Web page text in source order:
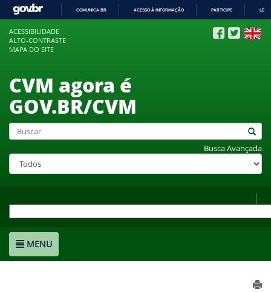
COMUNICA BR ACESSO À INFORMAÇÃO PARTICIPE
ACESSIBILIDADE
ALTO-CONTRASTE
MAPA DO SITE
CVM agora é
GOV.BR/CVM
Busca Avançada
MENU